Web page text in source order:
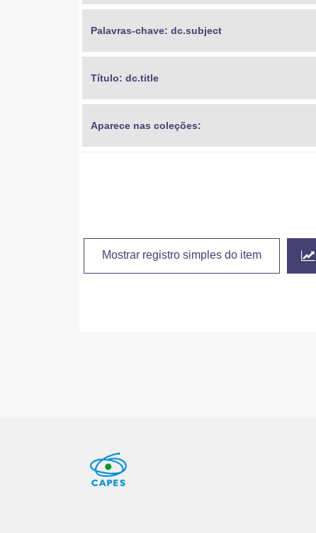
Palavras-chave: dc.subject
Título: dc.title
Aparece nas coleções:
Mostrar registro simples do item